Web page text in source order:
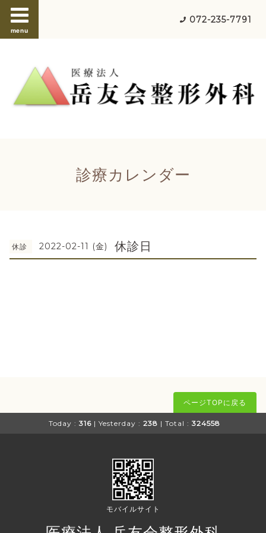
menu
072-235-7791
診療カレンダー
休診 2022-02-11 (金) 休診日
ページTOPに戻る
Today : 316 | Yesterday : 238 | Total : 324558
モバイルサイト